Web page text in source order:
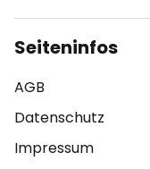
Seiteninfos
AGB
Datenschutz
Impressum